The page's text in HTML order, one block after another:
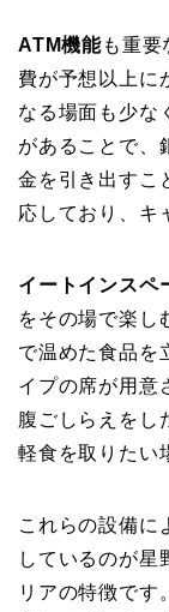
ATM機能も重
費が予想以上に
なる場面も少な
があることで、
金を引き出すこ
応しており、キ
イートインスペ
をその場で楽し
で温めた食品を
イプの席が用意
腹ごしらえをし
軽食を取りたい
これらの設備に
しているのが星
リアの特徴です